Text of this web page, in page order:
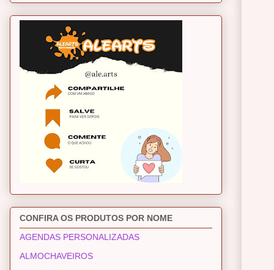
CONFIRA OS PRODUTOS POR NOME
AGENDAS PERSONALIZADAS
ALMOCHAVEIROS